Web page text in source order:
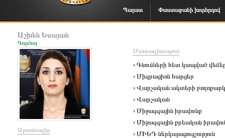
Պալատ Փաստաբանի խորհրդով
Աշխեն Եսայան
Գործող
Արտոնագիր
Մասնագիտացում
› Գնումների հետ կապված
› Միգրացիոն հարցեր
› Վարչական ակտերի
› Վարչական
› Միջազգային իրավունք
› Միջազգային քրեական
› ՄԻԵԴ ներկայացուցչություն